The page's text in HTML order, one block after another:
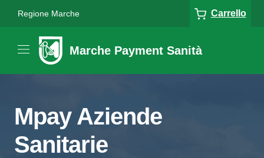
Regione Marche Carrello
Marche Payment Sanità
Mpay Aziende
Sanitarie